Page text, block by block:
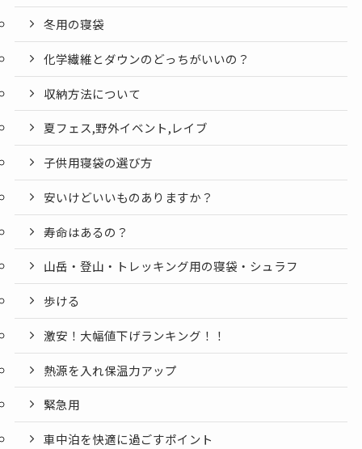
冬用の寝袋
化学繊維とダウンのどっちがいいの？
収納方法について
夏フェス,野外イベント,レイブ
子供用寝袋の選び方
安いけどいいものありますか？
寿命はあるの？
山岳・登山・トレッキング用の寝袋・シュラフ
歩ける
激安！大幅値下げランキング！！
熱源を入れ保温力アップ
緊急用
車中泊を快適に過ごすポイント